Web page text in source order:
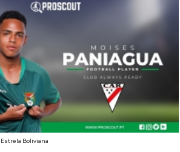
Estrela Boliviana